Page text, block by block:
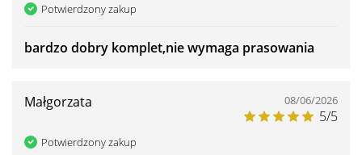
Potwierdzony zakup
bardzo dobry komplet,nie wymaga prasowania
Małgorzata 08/06/2026
5/5
Potwierdzony zakup